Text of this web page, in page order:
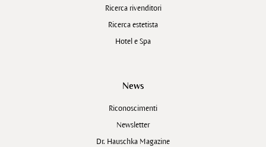
Ricerca rivenditori
Ricerca estetista
Hotel e Spa
News
Riconoscimenti
Newsletter
Dr. Hauschka Magazine